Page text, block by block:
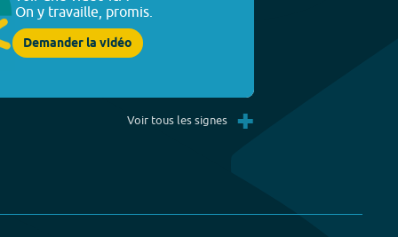
On y travaille, promis.
Demander la vidéo
Voir tous les signes +